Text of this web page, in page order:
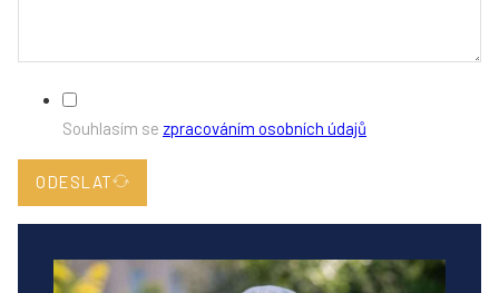
Souhlasím se zpracováním osobních údajů
ODESLAT